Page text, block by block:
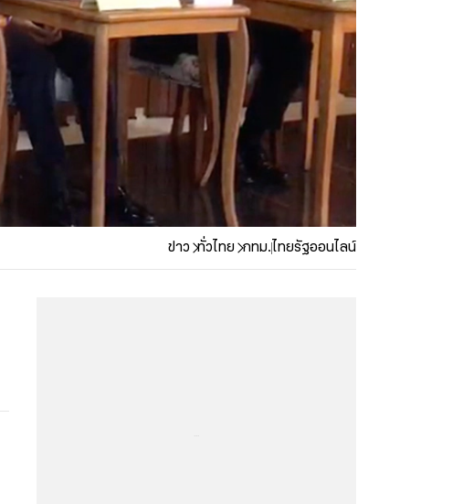
ข่าว ทั่วไทย กทม.ไทยรัฐออนไลน์